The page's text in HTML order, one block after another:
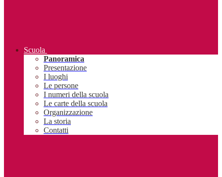
Scuola
Panoramica
Presentazione
I luoghi
Le persone
I numeri della scuola
Le carte della scuola
Organizzazione
La storia
Contatti